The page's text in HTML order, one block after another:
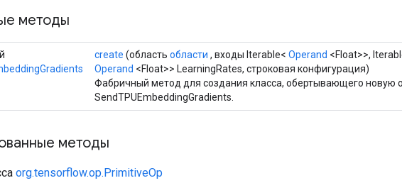
методы
create (область области , входы Iterable< Operand <Float>>,
Operand <Float>> LearningRates, строковая конфигурация)
Фабричный метод для создания класса, обертывающего новую
SendTPUEmbeddingGradients.
методы
org.tensorflow.op.PrimitiveOp